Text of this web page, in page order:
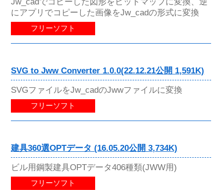
にアプリでコピーした画像をJw_cadの形式に変換
フリーソフト
SVG to Jww Converter 1.0.0(22.12.21公開 1,591K)
SVGファイルをJw_cadのJwwファイルに変換
フリーソフト
建具360選OPTデータ (16.05.20公開 3,734K)
ビル用鋼製建具OPTデータ406種類(JWW用)
フリーソフト